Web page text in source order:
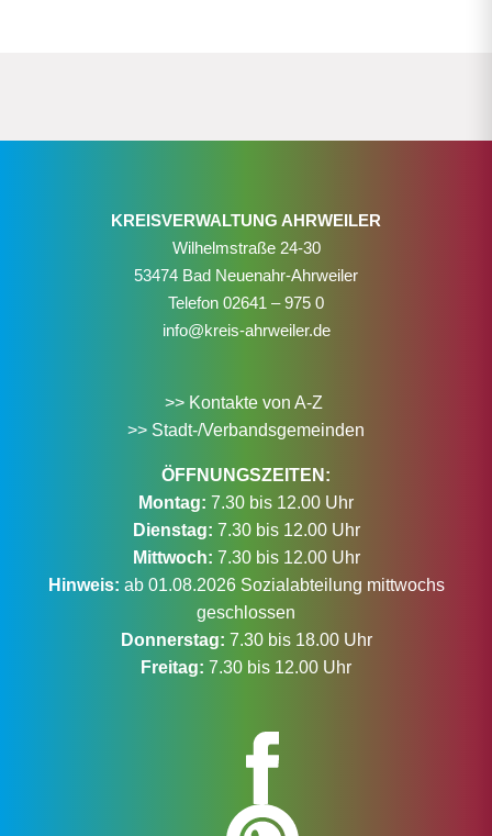
KREISVERWALTUNG AHRWEILER
Wilhelmstraße 24-30
53474 Bad Neuenahr-Ahrweiler
Telefon 02641 – 975 0
info@kreis-ahrweiler.de
>> Kontakte von A-Z
>> Stadt-/Verbandsgemeinden
ÖFFNUNGSZEITEN:
Montag: 7.30 bis 12.00 Uhr
Dienstag: 7.30 bis 12.00 Uhr
Mittwoch: 7.30 bis 12.00 Uhr
Hinweis: ab 01.08.2026 Sozialabteilung mittwochs
geschlossen
Donnerstag: 7.30 bis 18.00 Uhr
Freitag: 7.30 bis 12.00 Uhr